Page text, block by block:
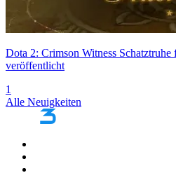
Dota 2: Crimson Witness
veröffentlicht
1
Alle Neuigkeiten